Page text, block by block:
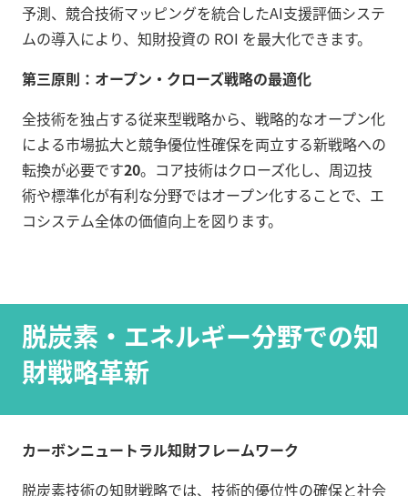
予測、競合技術マッピングを統合したAI支援評価システ
ムの導入により、知財投資の ROI を最大化できます。
第三原則：オープン・クローズ戦略の最適化
全技術を独占する従来型戦略から、戦略的なオープン化
による市場拡大と競争優位性確保を両立する新戦略への
転換が必要です20。コア技術はクローズ化し、周辺技
術や標準化が有利な分野ではオープン化することで、エ
コシステム全体の価値向上を図ります。
脱炭素・エネルギー分野での知
財戦略革新
カーボンニュートラル知財フレームワーク
脱炭素技術の知財戦略では、技術的優位性の確保と社会